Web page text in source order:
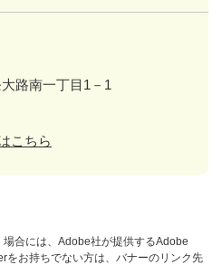
路南一丁目1－1
こちら
合には、Adobe社が提供するAdobe
をお持ちでない方は、バナーのリンク先